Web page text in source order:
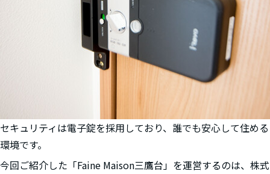
セキュリティは電子錠を採用しており、誰でも安心して住める
環境です。
今回ご紹介した「Faine Maison三鷹台」を運営するのは、株式